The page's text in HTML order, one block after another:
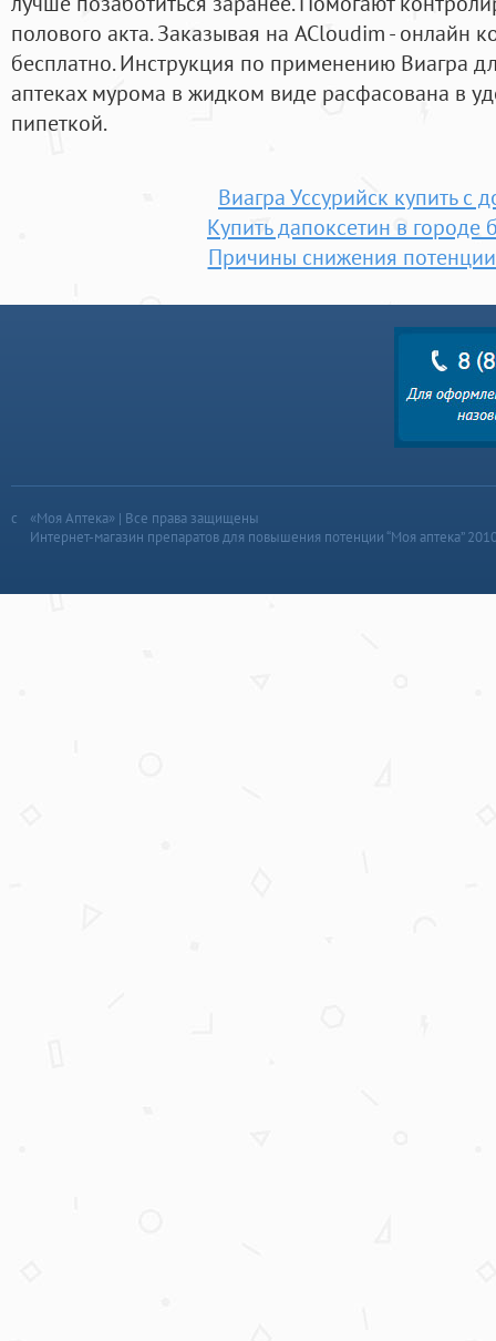
полового акта. Заказывая на ACloudim - онлайн
бесплатно. Инструкция по применению Виагра
аптеках мурома в жидком виде расфасована в
пипеткой.
Виагра Уссурийск купить с
Купить дапоксетин в городе
Причины снижения
«Моя Аптека» | Все права защищены
Интернет-магазин препаратов для повышения потенции “Моя аптека”